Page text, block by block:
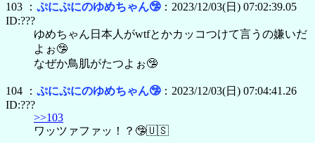
103 ： ぷにぷにのゆめちゃん🤥：2023/12/03(日) 07:02:39.05
ID:???
ゆめちゃん日本人がwtfとかカッコつけて言うの嫌いだ
よぉ🤥
なぜか鳥肌がたつよぉ🤥
104 ： ぷにぷにのゆめちゃん🤥：2023/12/03(日) 07:04:41.26
ID:???
>>103
ワッツァファッ！？🤥🇺🇸